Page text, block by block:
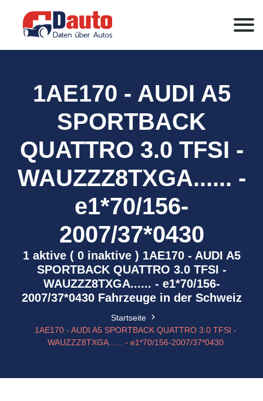
1AE170 - AUDI A5
SPORTBACK
QUATTRO 3.0 TFSI -
WAUZZZ8TXGA...... -
e1*70/156-
2007/37*0430
1 aktive ( 0 inaktive ) 1AE170 - AUDI A5
SPORTBACK QUATTRO 3.0 TFSI -
WAUZZZ8TXGA...... - e1*70/156-
2007/37*0430 Fahrzeuge in der Schweiz
Startseite
1AE170 - AUDI A5 SPORTBACK QUATTRO 3.0 TFSI -
WAUZZZ8TXGA...... - e1*70/156-2007/37*0430